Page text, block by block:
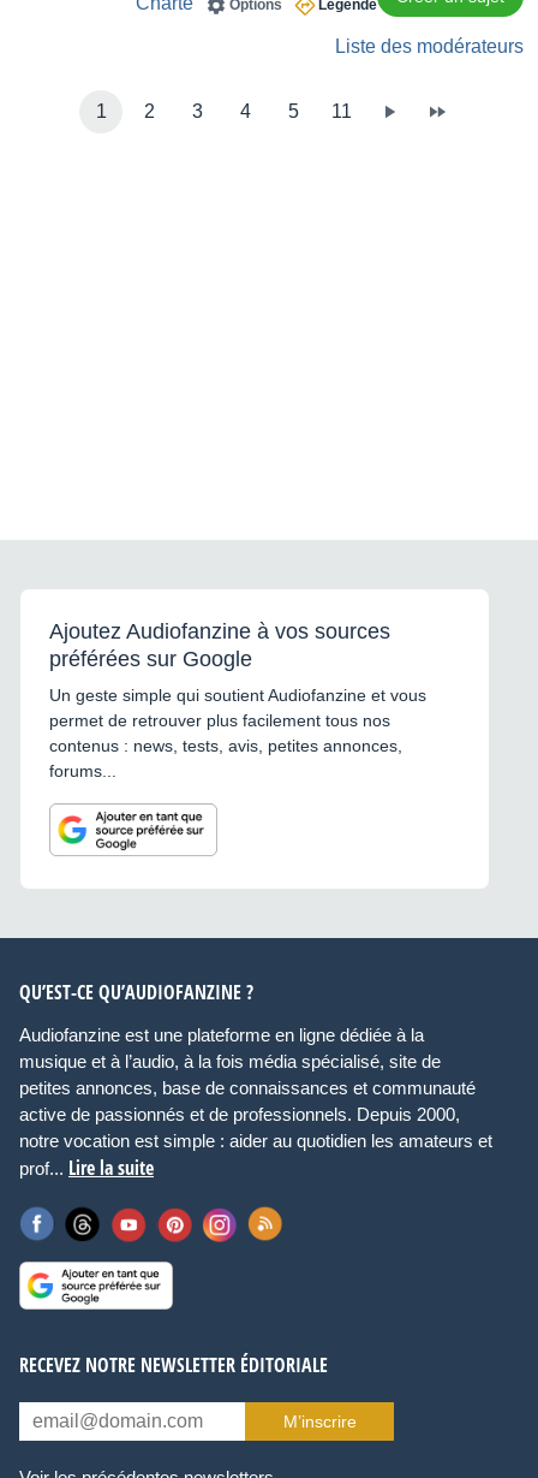
Légende
Options
Liste des modérateurs
1 2 3 4 5 11
Ajoutez Audiofanzine à vos sources
préférées sur Google
Un geste simple qui soutient Audiofanzine et vous
permet de retrouver plus facilement tous nos
contenus : news, tests, avis, petites annonces,
forums...
QU’EST-CE QU’AUDIOFANZINE ?
Audiofanzine est une plateforme en ligne dédiée à la
musique et à l’audio, à la fois média spécialisé, site de
petites annonces, base de connaissances et communauté
active de passionnés et de professionnels. Depuis 2000,
notre vocation est simple : aider au quotidien les amateurs et
prof... Lire la suite
RECEVEZ NOTRE NEWSLETTER ÉDITORIALE
M’inscrire